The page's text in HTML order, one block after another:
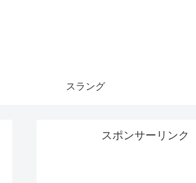
スラング
スポンサーリンク